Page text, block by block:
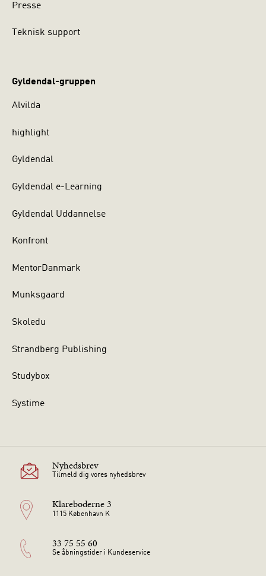
Presse
Teknisk support
Gyldendal-gruppen
Alvilda
highlight
Gyldendal
Gyldendal e-Learning
Gyldendal Uddannelse
Konfront
MentorDanmark
Munksgaard
Skoledu
Strandberg Publishing
Studybox
Systime
Nyhedsbrev
Tilmeld dig vores nyhedsbrev
Klareboderne 3
1115 København K
33 75 55 60
Se åbningstider i Kundeservice